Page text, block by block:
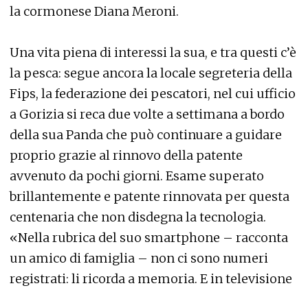
la cormonese Diana Meroni.
Una vita piena di interessi la sua, e tra questi c’è
la pesca: segue ancora la locale segreteria della
Fips, la federazione dei pescatori, nel cui ufficio
a Gorizia si reca due volte a settimana a bordo
della sua Panda che può continuare a guidare
proprio grazie al rinnovo della patente
avvenuto da pochi giorni. Esame superato
brillantemente e patente rinnovata per questa
centenaria che non disdegna la tecnologia.
«Nella rubrica del suo smartphone – racconta
un amico di famiglia – non ci sono numeri
registrati: li ricorda a memoria. E in televisione